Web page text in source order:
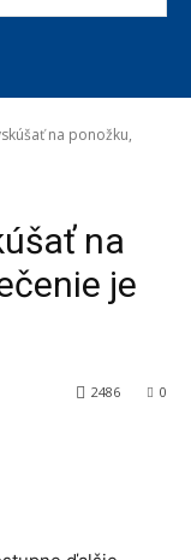
na ponožku,
na
je
0
2486